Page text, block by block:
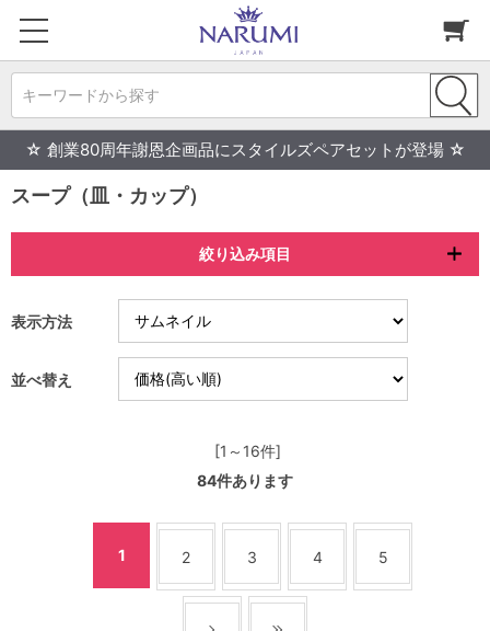
キーワードから探す
☆ 創業80周年謝恩企画品にスタイルズペアセットが登場 ☆
スープ（皿・カップ）
絞り込み項目
表示方法
並べ替え
[1～16件]
84件あります
1 2 3 4 5